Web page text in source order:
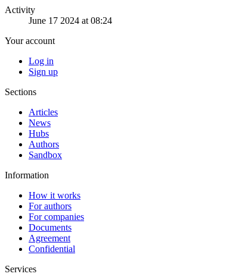
Activity
June 17 2024 at 08:24
Your account
Log in
Sign up
Sections
Articles
News
Hubs
Authors
Sandbox
Information
How it works
For authors
For companies
Documents
Agreement
Confidential
Services